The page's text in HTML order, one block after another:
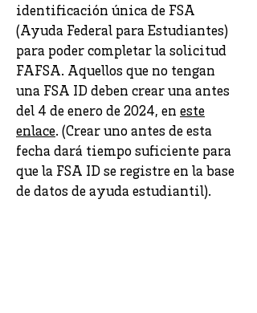
identificación única de FSA
(Ayuda Federal para Estudiantes)
para poder completar la solicitud
FAFSA. Aquellos que no tengan
una FSA ID deben crear una antes
del 4 de enero de 2024, en este
enlace. (Crear uno antes de esta
fecha dará tiempo suficiente para
que la FSA ID se registre en la base
de datos de ayuda estudiantil).